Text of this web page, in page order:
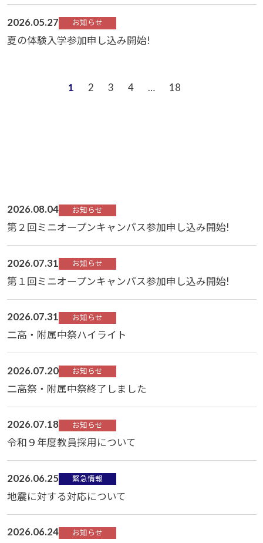
2026.05.27 お知らせ
夏の体験入学参加申し込み開始!
1 2 3 4 … 18
2026.08.04 お知らせ
第２回ミニオープンキャンパス参加申し込み開始!
2026.07.31 お知らせ
第１回ミニオープンキャンパス参加申し込み開始!
2026.07.31 お知らせ
二高・附属中祭ハイライト
2026.07.20 お知らせ
二高祭・附属中祭終了しました
2026.07.18 お知らせ
令和９年度教員採用について
2026.06.25 緊急情報
地震に対する対応について
2026.06.24 お知らせ